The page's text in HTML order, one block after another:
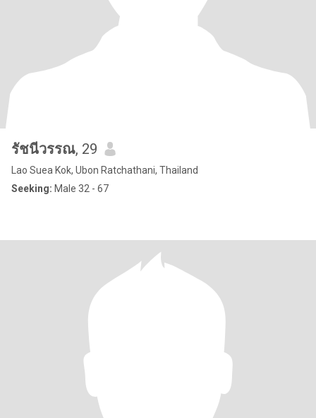
รัชนีวรรณ, 29
Lao Suea Kok, Ubon Ratchathani, Thailand
Seeking: Male 32 - 67